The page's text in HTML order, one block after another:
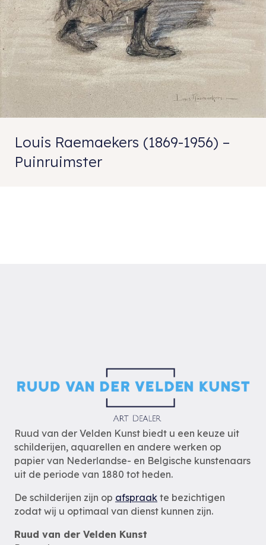
Louis Raemaekers (1869-1956) –
Puinruimster
Ruud van der Velden Kunst biedt u een keuze uit
schilderijen, aquarellen en andere werken op
papier van Nederlandse- en Belgische kunstenaars
uit de periode van 1880 tot heden.
De schilderijen zijn op afspraak te bezichtigen
zodat wij u optimaal van dienst kunnen zijn.
Ruud van der Velden Kunst